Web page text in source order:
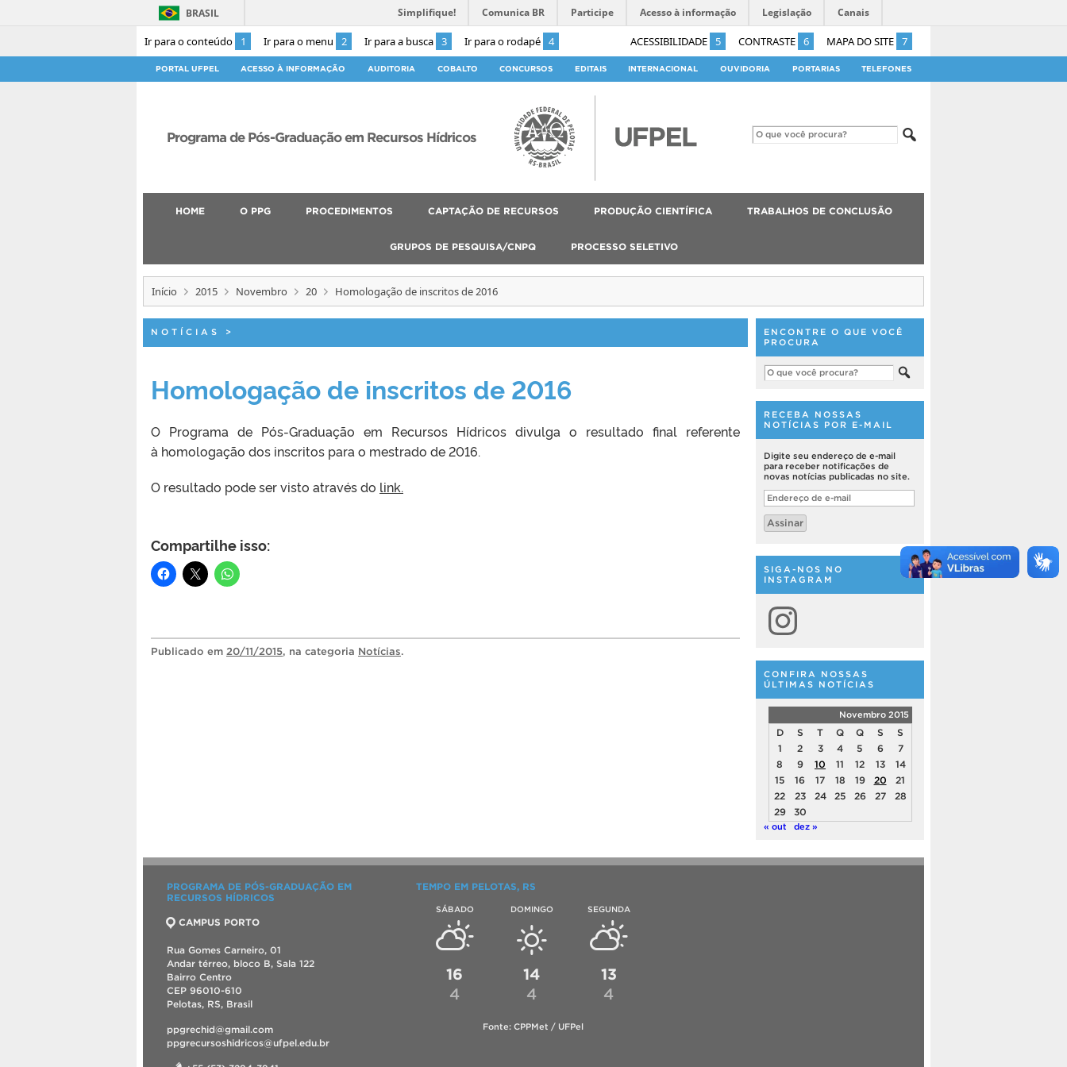
Ir para o conteúdo 1 Ir para o menu 2 Ir para a busca 3 Ir para o rodapé 4 ACESSIBILIDADE 5 CONTRASTE 6 MAPA DO SITE 7
BRASIL Simplifique! Comunica BR Participe Acesso à informação Legislação Canais
PORTAL UFPEL ACESSO À INFORMAÇÃO AUDITORIA COBALTO CONCURSOS EDITAIS INTERNACIONAL OUVIDORIA PORTARIAS TELEFONES
Programa de Pós-Graduação em Recursos Hídricos
HOME O PPG PROCEDIMENTOS CAPTAÇÃO DE RECURSOS PRODUÇÃO CIENTÍFICA TRABALHOS DE CONCLUSÃO
GRUPOS DE PESQUISA/CNPQ PROCESSO SELETIVO
Início 2015 Novembro 20 Homologação de inscritos de 2016
NOTÍCIAS >
Homologação de inscritos de 2016
O Programa de Pós-Graduação em Recursos Hídricos divulga o resultado final referente
à homologação dos inscritos para o mestrado de 2016.
O resultado pode ser visto através do link.
Compartilhe isso:
Publicado em 20/11/2015, na categoria Notícias.
ENCONTRE O QUE VOCÊ
PROCURA
RECEBA NOSSAS
NOTÍCIAS POR E-MAIL
Digite seu endereço de e-mail
para receber notificações de
novas notícias publicadas no site.
Endereço
de
e-
mail
Assinar
SIGA-NOS NO
INSTAGRAM
Instagram
CONFIRA NOSSAS
ÚLTIMAS NOTÍCIAS
Novembro 2015
D S T Q Q S
S
1
2 3 4 5 6
7
8
9 10 11 12 13
14
15
16 17 18 19 20
21
22
23 24 25 26 27
28
29
30
« out dez »
PROGRAMA DE PÓS-GRADUAÇÃO EM
RECURSOS HÍDRICOS
CAMPUS PORTO
Rua Gomes Carneiro, 01
Andar térreo, bloco B, Sala 122
Bairro Centro
CEP 96010-610
Pelotas, RS, Brasil
ppgrechid@gmail.com
ppgrecursoshidricos@ufpel.edu.br
TEMPO EM PELOTAS, RS
SÁBADO
16
4
DOMINGO
14
4
SEGUNDA
13
4
Fonte: CPPMet / UFPel